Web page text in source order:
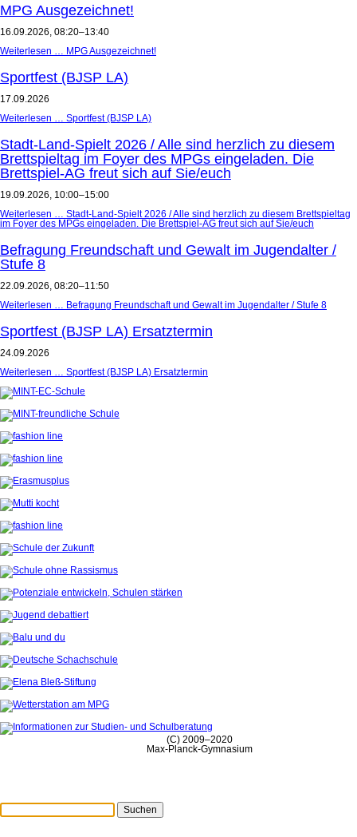
MPG Ausgezeichnet!
16.09.2026, 08:20–13:40
Weiterlesen … MPG Ausgezeichnet!
Sportfest (BJSP LA)
17.09.2026
Weiterlesen … Sportfest (BJSP LA)
Stadt-Land-Spielt 2026 / Alle sind herzlich zu diesem
Brettspieltag im Foyer des MPGs eingeladen. Die
Brettspiel-AG freut sich auf Sie/euch
19.09.2026, 10:00–15:00
Weiterlesen … Stadt-Land-Spielt 2026 / Alle sind herzlich zu diesem Brettspieltag
im Foyer des MPGs eingeladen. Die Brettspiel-AG freut sich auf Sie/euch
Befragung Freundschaft und Gewalt im Jugendalter /
Stufe 8
22.09.2026, 08:20–11:50
Weiterlesen … Befragung Freundschaft und Gewalt im Jugendalter / Stufe 8
Sportfest (BJSP LA) Ersatztermin
24.09.2026
Weiterlesen … Sportfest (BJSP LA) Ersatztermin
(C) 2009–2020
Max-Planck-Gymnasium
Suchen